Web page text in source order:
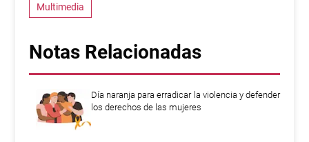
Multimedia
Notas Relacionadas
Día naranja para erradicar la violencia y defender
los derechos de las mujeres